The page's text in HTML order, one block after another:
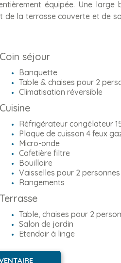
équipée. Une large
de la terrasse couverte et de
Coin séjour
Banquette
Table & chaises pour 2
Climatisation réversible
Cuisine
Réfrigérateur congélateur
Plaque de cuisson 4 feux
Micro-onde
Cafetière filtre
Bouilloire
Vaisselles pour 2 personnes
Rangements
Terrasse
Table, chaises pour 2
Salon de jardin
Etendoir à linge